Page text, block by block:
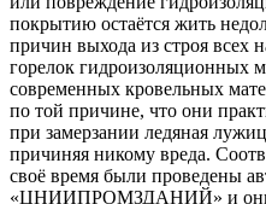
покрытию остаётся жить
причин выхода из строя всех
горелок гидроизоляционных
современных кровельных
по той причине, что они
при замерзании ледяная
причиняя никому вреда.
своё время были проведены
«ЦНИИПРОМЗДАНИЙ» и они